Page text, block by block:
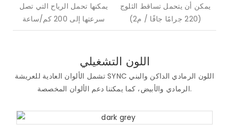
يمكنها تحمل الرياح التي تصل
سرعتها إلى 200 كم/ساعة
يمكن أن يتحمل تساقط الثلوج
(220 جرامًا جافًا / م2)
اللون التشغيلي
تشمل الألوان العادية للعريشة SYNC اللون الرمادي الداكن والبني
الرمادي والأبيض، كما يمكننا دعم الألوان المخصصة.